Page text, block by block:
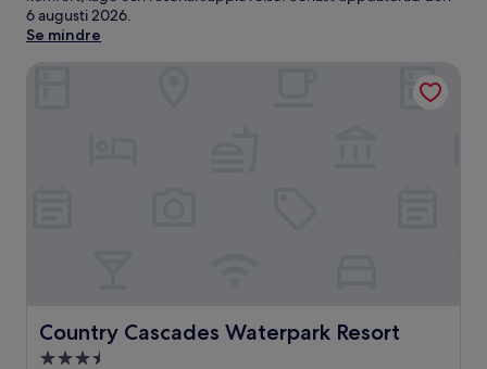
6 augusti 2026.
Se mindre
Country Cascades Waterpark Resort
Country Cascades Waterpark Resort
3.5-